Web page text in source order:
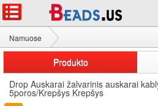
Namuose
Koralų auskaraiProdukto
Drop Auskarai žalvarinis auskarai
5poros/Krepšys Krepšys